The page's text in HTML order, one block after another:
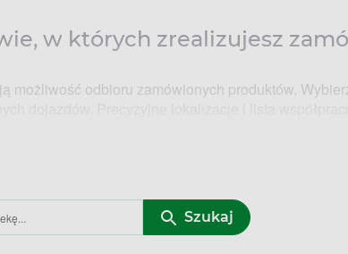
w których zrealizujesz
odbioru zamówionych produktów.
w standardowych godzinach od 8:00 do 20:00, ale
Szukaj